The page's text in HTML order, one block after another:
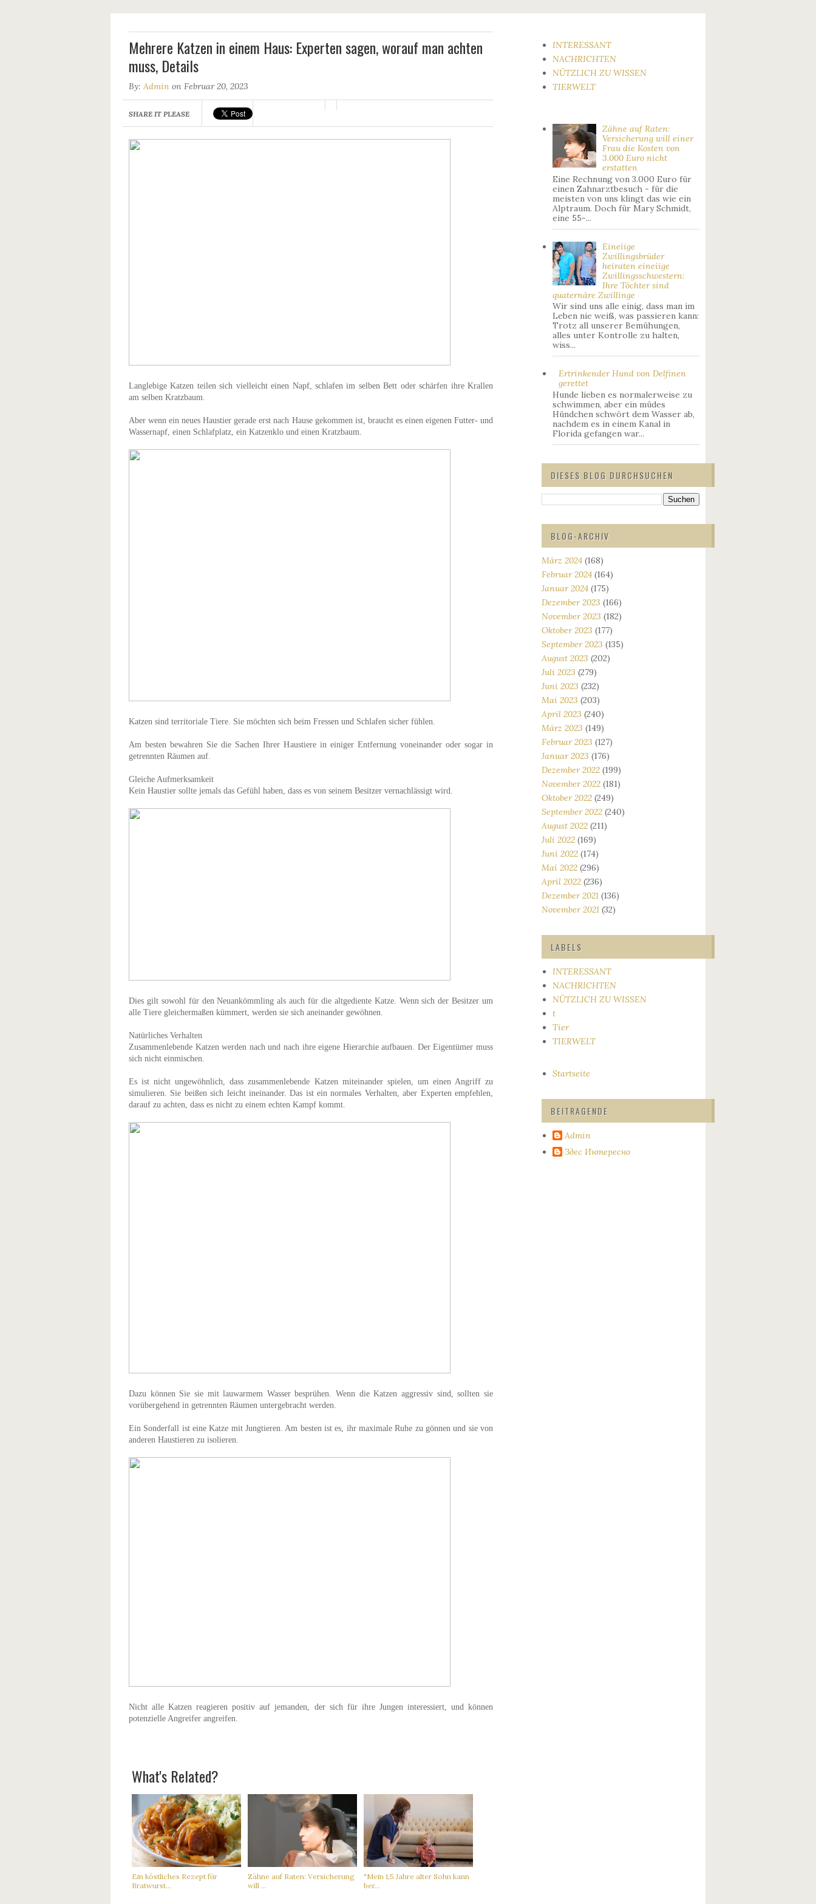
Mehrere Katzen in einem Haus: Experten sagen, worauf man achten
muss, Details
By: Admin on Februar 20, 2023
SHARE IT PLEASE
Langlebige Katzen teilen sich vielleicht einen Napf, schlafen im selben Bett oder schärfen ihre Krallen
am selben Kratzbaum.
Aber wenn ein neues Haustier gerade erst nach Hause gekommen ist, braucht es einen eigenen Futter- und
Wassernapf, einen Schlafplatz, ein Katzenklo und einen Kratzbaum.
Katzen sind territoriale Tiere. Sie möchten sich beim Fressen und Schlafen sicher fühlen.
Am besten bewahren Sie die Sachen Ihrer Haustiere in einiger Entfernung voneinander oder sogar in
getrennten Räumen auf.
Gleiche Aufmerksamkeit
Kein Haustier sollte jemals das Gefühl haben, dass es von seinem Besitzer vernachlässigt wird.
Dies gilt sowohl für den Neuankömmling als auch für die altgediente Katze. Wenn sich der Besitzer um
alle Tiere gleichermaßen kümmert, werden sie sich aneinander gewöhnen.
Natürliches Verhalten
Zusammenlebende Katzen werden nach und nach ihre eigene Hierarchie aufbauen. Der Eigentümer muss
sich nicht einmischen.
Es ist nicht ungewöhnlich, dass zusammenlebende Katzen miteinander spielen, um einen Angriff zu
simulieren. Sie beißen sich leicht ineinander. Das ist ein normales Verhalten, aber Experten empfehlen,
darauf zu achten, dass es nicht zu einem echten Kampf kommt.
Dazu können Sie sie mit lauwarmem Wasser besprühen. Wenn die Katzen aggressiv sind, sollten sie
vorübergehend in getrennten Räumen untergebracht werden.
Ein Sonderfall ist eine Katze mit Jungtieren. Am besten ist es, ihr maximale Ruhe zu gönnen und sie von
anderen Haustieren zu isolieren.
Nicht alle Katzen reagieren positiv auf jemanden, der sich für ihre Jungen interessiert, und können
potenzielle Angreifer angreifen.
What's Related?
Ein köstliches Rezept für
Bratwurst...
Zähne auf Raten: Versicherung
will ...
"Mein 1,5 Jahre alter Sohn kann
ber...
INTERESSANT
NACHRICHTEN
NÜTZLICH ZU WISSEN
TIERWELT
Zähne auf Raten:
Versicherung will einer
Frau die Kosten von
3.000 Euro nicht
erstatten
Eine Rechnung von 3.000 Euro für
einen Zahnarztbesuch - für die
meisten von uns klingt das wie ein
Alptraum. Doch für Mary Schmidt,
eine 55-...
Eineiige
Zwillingsbrüder
heiraten eineiige
Zwillingsschwestern:
Ihre Töchter sind
quaternäre Zwillinge
Wir sind uns alle einig, dass man im
Leben nie weiß, was passieren kann:
Trotz all unserer Bemühungen,
alles unter Kontrolle zu halten,
wiss...
Ertrinkender Hund von Delfinen
gerettet
Hunde lieben es normalerweise zu
schwimmen, aber ein müdes
Hündchen schwört dem Wasser ab,
nachdem es in einem Kanal in
Florida gefangen war...
DIESES BLOG DURCHSUCHEN
BLOG-ARCHIV
März 2024 (168)
Februar 2024 (164)
Januar 2024 (175)
Dezember 2023 (166)
November 2023 (182)
Oktober 2023 (177)
September 2023 (135)
August 2023 (202)
Juli 2023 (279)
Juni 2023 (232)
Mai 2023 (203)
April 2023 (240)
März 2023 (149)
Februar 2023 (127)
Januar 2023 (176)
Dezember 2022 (199)
November 2022 (181)
Oktober 2022 (249)
September 2022 (240)
August 2022 (211)
Juli 2022 (169)
Juni 2022 (174)
Mai 2022 (296)
April 2022 (236)
Dezember 2021 (136)
November 2021 (32)
LABELS
INTERESSANT
NACHRICHTEN
NÜTZLICH ZU WISSEN
t
Tier
TIERWELT
Startseite
BEITRAGENDE
Admin
Здес Интересно